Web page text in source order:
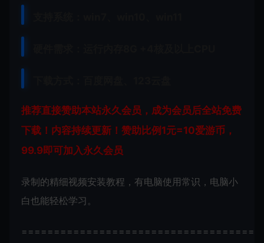
推荐直接赞助本站永久会员，成为会员后全站免费
下载！内容持续更新！赞助比例1元=10爱游币，
99.9即可加入永久会员
录制的精细视频安装教程，有电脑使用常识，电脑小
白也能轻松学习。